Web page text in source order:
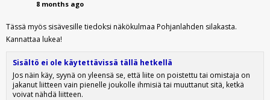
8 months ago
Tässä myös sisävesille tiedoksi näkökulmaa Pohjanlahden silakasta.
Kannattaa lukea!
Sisältö ei ole käytettävissä tällä hetkellä
Jos näin käy, syynä on yleensä se, että liite on poistettu tai omistaja on
jakanut liitteen vain pienelle joukolle ihmisiä tai muuttanut sitä, ketkä
voivat nähdä liitteen.